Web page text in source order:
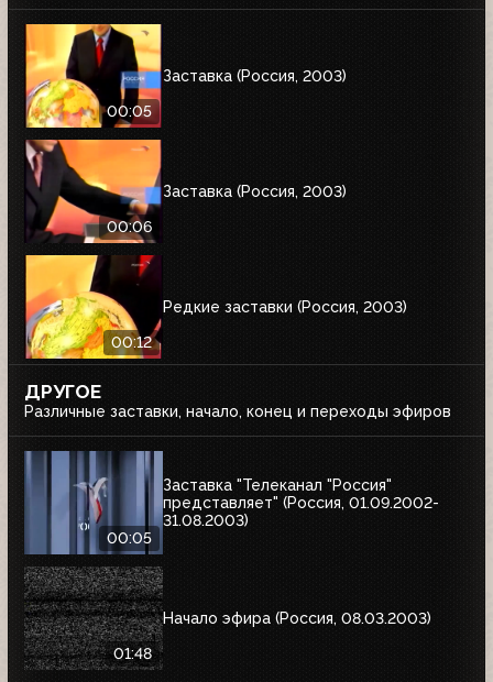
00:05
Заставка (Россия, 2003)
00:06
Заставка (Россия, 2003)
00:12
Редкие заставки (Россия, 2003)
ДРУГОЕ
Различные заставки, начало, конец и переходы эфиров
00:05
Заставка "Телеканал "Россия"
представляет" (Россия, 01.09.2002-
31.08.2003)
01:48
Начало эфира (Россия, 08.03.2003)